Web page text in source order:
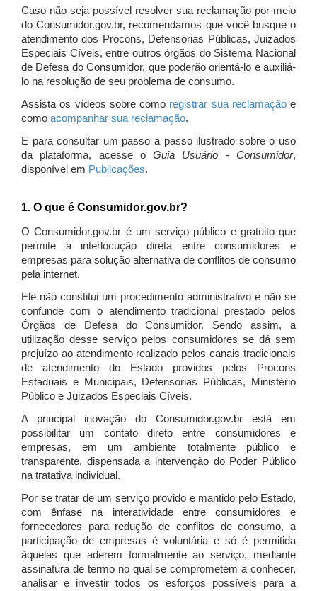
Caso não seja possível resolver sua reclamação por meio
do Consumidor.gov.br, recomendamos que você busque o
atendimento dos Procons, Defensorias Públicas, Juizados
Especiais Cíveis, entre outros órgãos do Sistema Nacional
de Defesa do Consumidor, que poderão orientá-lo e auxiliá-
lo na resolução de seu problema de consumo.
Assista os vídeos sobre como registrar sua reclamaçãoe
como acompanhar sua reclamação.
E para consultar um passo a passo ilustrado sobre o uso
da plataforma, acesse oGuia Usuário - Consumidor,
disponível em Publicações.
1. O que é Consumidor.gov.br?
O Consumidor.gov.br é um serviço público e gratuito que
permite a interlocução direta entre consumidores e
empresas para solução alternativa de conflitos de consumo
pela internet.
Ele não constitui um procedimento administrativo e não se
confunde com o atendimento tradicional prestado pelos
Órgãos de Defesa do Consumidor. Sendo assim, a
utilização desse serviço pelos consumidores se dá sem
prejuízo ao atendimento realizado pelos canais tradicionais
de atendimento do Estado providos pelos Procons
Estaduais e Municipais, Defensorias Públicas, Ministério
Público e Juizados Especiais Cíveis.
A principal inovação do Consumidor.gov.br está em
possibilitar um contato direto entre consumidores e
empresas, em um ambiente totalmente público e
transparente, dispensada a intervenção do Poder Público
na tratativa individual.
Por se tratar de um serviço provido e mantido pelo Estado,
com ênfase na interatividade entre consumidores e
fornecedores para redução de conflitos de consumo, a
participação de empresas é voluntária e só é permitida
àquelas que aderem formalmente ao serviço, mediante
assinatura de termo no qual se comprometem a conhecer,
analisar e investir todos os esforços possíveis para a